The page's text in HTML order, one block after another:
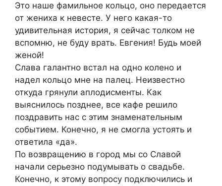
Это наше фамильное кольцо, оно передается
от жениха к невесте. У него какая-то
удивительная история, я сейчас толком не
вспомню, не буду врать. Евгения! Будь моей
женой!
Слава галантно встал на одно колено и
надел кольцо мне на палец. Неизвестно
откуда грянули аплодисменты. Как
выяснилось позднее, все кафе решило
поздравить нас с этим знаменательным
событием. Конечно, я не смогла устоять и
ответила «да».
По возвращению в город мы со Славой
начали серьезно подумывать о свадьбе.
Конечно, к этому вопросу подключились и